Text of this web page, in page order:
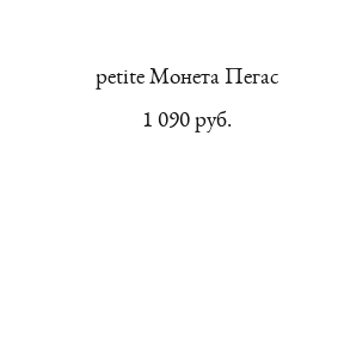
petite Монета Пегас
1 090 pуб.